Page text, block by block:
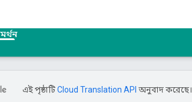
এই পৃষ্ঠাটিCloud Translation API অনুবাদ করেছে।